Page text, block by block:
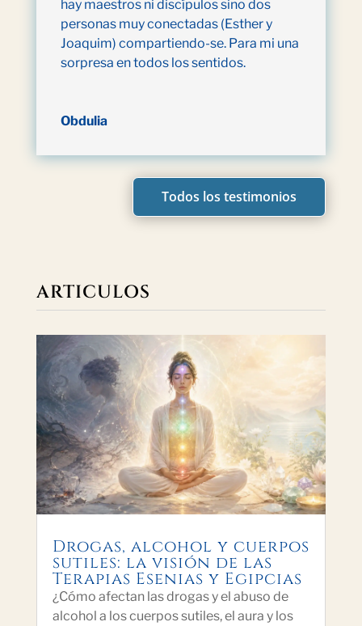
hay maestros ni discípulos sino dos
personas muy conectadas (Esther y
Joaquim) compartiendo-se. Para mi una
sorpresa en todos los sentidos.
Obdulia
Todos los testimonios
ARTICULOS
Drogas, alcohol y cuerpos
sutiles: la visión de las
Terapias Esenias y Egipcias
¿Cómo afectan las drogas y el abuso de
alcohol a los cuerpos sutiles, el aura y los